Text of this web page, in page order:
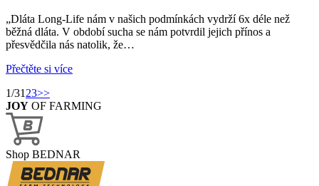
„Dláta Long-Life nám v našich podmínkách vydrží 6x déle než
běžná dláta. V období sucha se nám potvrdil jejich přínos a
přesvědčila nás natolik, že…
Přečtěte si více
1/3123>>
JOY OF FARMING
Shop BEDNAR